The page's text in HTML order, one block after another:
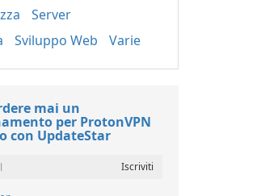
Server
Sviluppo Web Varie
mai un
per ProtonVPN
con UpdateStar